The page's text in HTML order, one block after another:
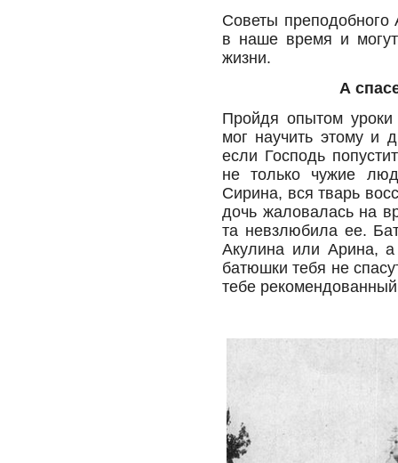
Советы преподобного
в наше время и
жизни.
А
Пройдя опытом
мог научить этому и
если Господь
не только чужие
Сирина, вся тварь
дочь жаловалась на
та невзлюбила ее.
Акулина или Арина,
батюшки тебя не
тебе